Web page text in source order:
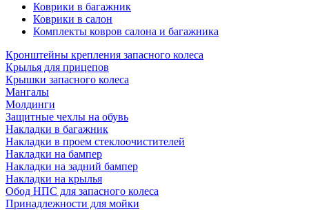
Коврики в багажник
Коврики в салон
Комплекты ковров салона и багажника
Кронштейны крепления запасного колеса
Крылья для прицепов
Крышки запасного колеса
Мангалы
Молдинги
Защитные чехлы на обувь
Накладки в багажник
Накладки в проем стеклоочистителей
Накладки на бампер
Накладки на задний бампер
Накладки на крылья
Обод НПС для запасного колеса
Принадлежности для мойки